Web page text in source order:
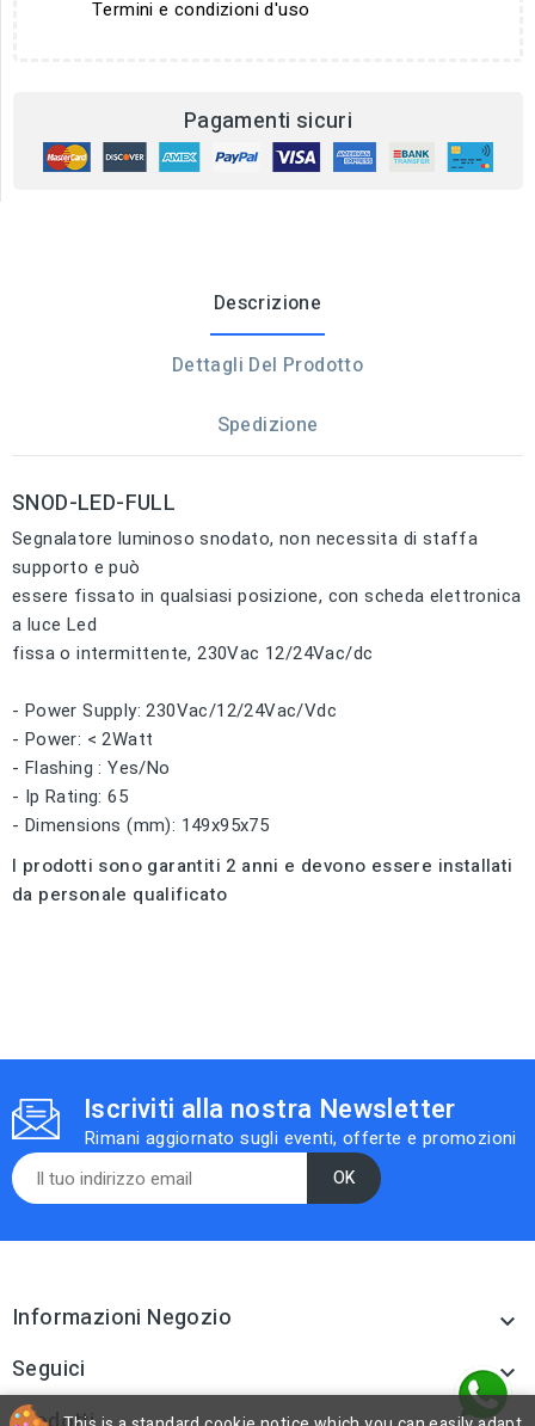
Termini e condizioni d'uso
Pagamenti sicuri
Descrizione
Dettagli Del Prodotto
Spedizione
SNOD-LED-FULL
Segnalatore luminoso snodato, non necessita di staffa
supporto e può
essere fissato in qualsiasi posizione, con scheda elettronica
a luce Led
fissa o intermittente, 230Vac 12/24Vac/dc
- Power Supply: 230Vac/12/24Vac/Vdc
- Power: < 2Watt
- Flashing : Yes/No
- Ip Rating: 65
- Dimensions (mm): 149x95x75
I prodotti sono garantiti 2 anni e devono essere installati
da personale qualificato
Iscriviti alla nostra Newsletter
Rimani aggiornato sugli eventi, offerte e promozioni
Informazioni Negozio 
Seguici 